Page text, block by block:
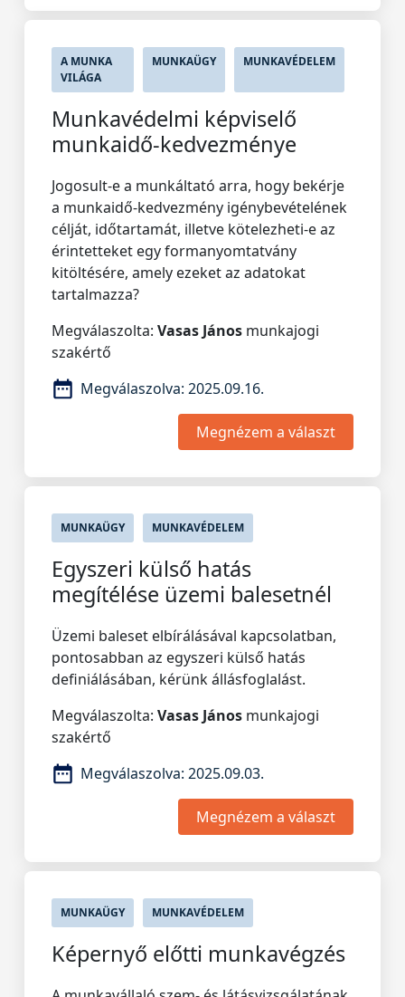
A MUNKA
VILÁGA
MUNKAÜGY MUNKAVÉDELEM
Munkavédelmi képviselő
munkaidő-kedvezménye
Jogosult-e a munkáltató arra, hogy bekérje
a munkaidő-kedvezmény igénybevételének
célját, időtartamát, illetve kötelezheti-e az
érintetteket egy formanyomtatvány
kitöltésére, amely ezeket az adatokat
tartalmazza?
Megválaszolta: Vasas János munkajogi
szakértő
Megválaszolva: 2025.09.16.
Megnézem a választ
MUNKAÜGY MUNKAVÉDELEM
Egyszeri külső hatás
megítélése üzemi balesetnél
Üzemi baleset elbírálásával kapcsolatban,
pontosabban az egyszeri külső hatás
definiálásában, kérünk állásfoglalást.
Megválaszolta: Vasas János munkajogi
szakértő
Megválaszolva: 2025.09.03.
Megnézem a választ
MUNKAÜGY MUNKAVÉDELEM
Képernyő előtti munkavégzés